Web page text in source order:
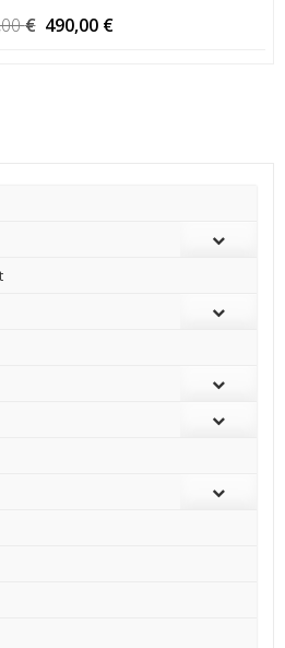
€ Alkuperäinen
490,00 €